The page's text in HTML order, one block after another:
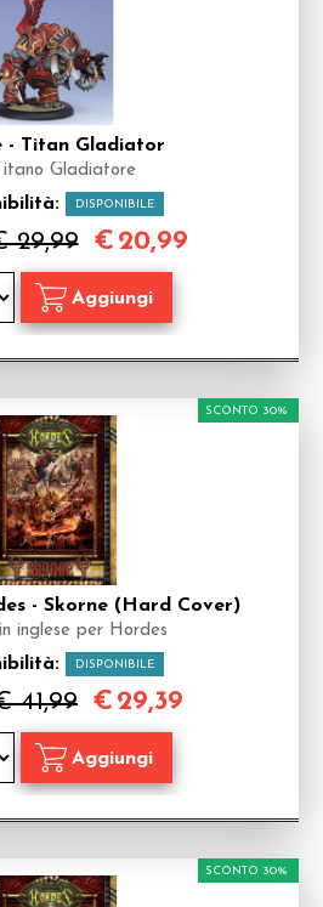
- Titan Gladiator
Gladiatore
DISPONIBILE
29,99 € 20,99
- Skorne (Hard Cover)
inglese per Hordes
DISPONIBILE
41,99
SCONTO 30%
€ 29,39
SCONTO 30%